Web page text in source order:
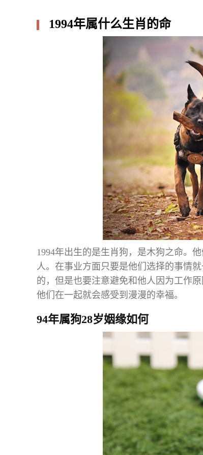
1994年属什么生肖的命
1994年出生的是生肖狗，是木狗之命。
人。在事业方面只要是他们选择的事情
的，但是也要注意避免和他人因为工作
他们在一起就会感受到漫漫的幸福。
94年属狗28岁姻缘如何